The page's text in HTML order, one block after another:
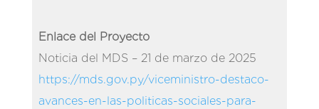
Enlace del Proyecto
Noticia del MDS – 21 de marzo de 2025
https://mds.gov.py/viceministro-destaco-
avances-en-las-politicas-sociales-para-